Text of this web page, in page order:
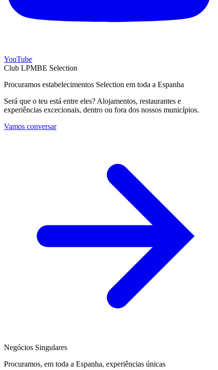
YouTube
Club LPMBE Selection
Procuramos estabelecimentos Selection em toda a Espanha
Será que o teu está entre eles? Alojamentos, restaurantes e
experiências excecionais, dentro ou fora dos nossos municípios.
Vamos conversar
Negócios Singulares
Procuramos, em toda a Espanha, experiências únicas